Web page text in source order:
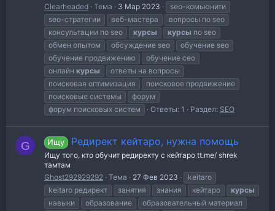
Clearheaded Тема 3 Мар 2023
seo-комьюнити
seo-стратегии
веб-мастера
вопросы по seo
консультации по seo
курсы курсы по seo
обмен опытом
обсуждение seo
обучение seo
обучение продвижению
обучение сео
онлайн курсы
ответы на вопросы
поисковая оптимизация
поисковое продвижение
поисковые системы
форум
форум поисковых систем
Ответы: 1 Раздел: SEO
G Ищу Редирект кейтаро, нужна помощь
Ищу того, кто обучит редиректу с кейтаро tt.me/ shrek
тамтам
Ghost292929292
Тема 27 Фев 2023
keitaro
keitaro редирект
занятия знания кейтаро
курсы
навыки
образование
образовательный материал